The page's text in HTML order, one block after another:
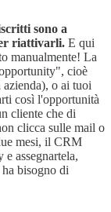
sono a
riattivarli. E qui
manualmente! La
cioè
o ai tuoi
così l'opportunità
cliente che di
clicca sulle mail o
mesi, il CRM
assegnartela,
bisogno di